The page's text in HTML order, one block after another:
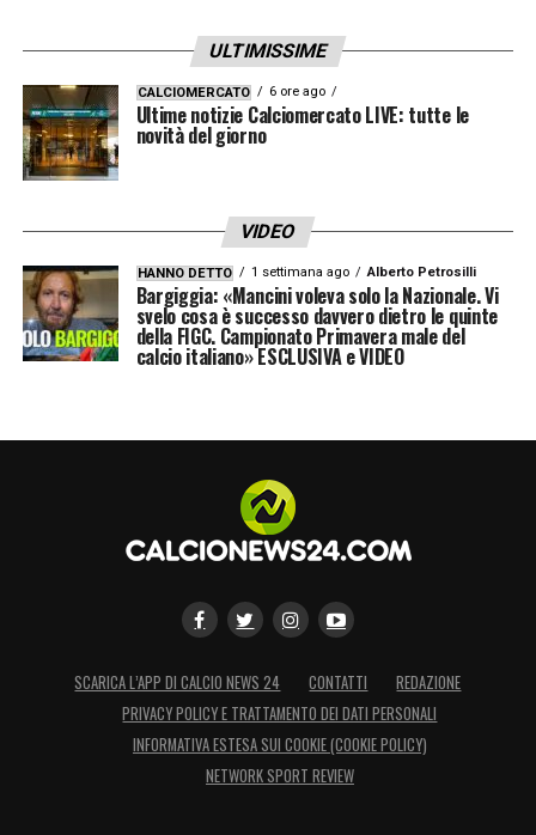
ULTIMISSIME
CALCIOMERCATO 6 ore ago
Ultime notizie Calciomercato LIVE: tutte le
novità del giorno
VIDEO
HANNO DETTO 1 settimana ago Alberto Petrosilli
Bargiggia: «Mancini voleva solo la Nazionale. Vi
svelo cosa è successo davvero dietro le quinte
della FIGC. Campionato Primavera male del
calcio italiano» ESCLUSIVA e VIDEO
SCARICA L’APP DI CALCIO NEWS 24 CONTATTI
REDAZIONE
PRIVACY POLICY E TRATTAMENTO DEI DATI PERSONALI
INFORMATIVA ESTESA SUI COOKIE (COOKIE POLICY)
NETWORK SPORT REVIEW